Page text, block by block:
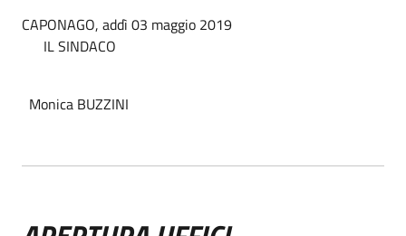
CAPONAGO, addì 03 maggio 2019
IL SINDACO
Monica BUZZINI